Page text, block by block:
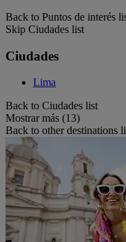
Back to Puntos de interés
Skip Ciudades list
Ciudades
Lima
Back to Ciudades list
Mostrar más (13)
Back to other destinations